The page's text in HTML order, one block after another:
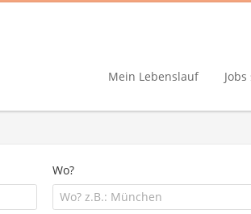
Mein Lebenslauf
Wo?